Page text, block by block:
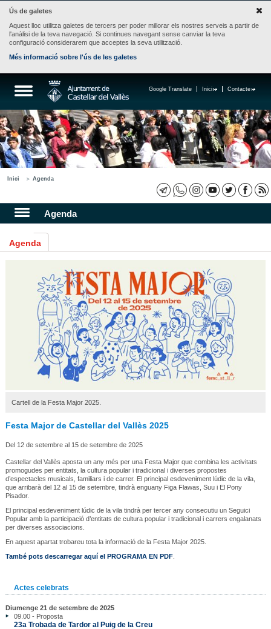
Ús de galetes
Aquest lloc utilitza galetes de tercers per poder millorar els nostres serveis a partir de
l'anàlisi de la teva navegació. Si continues navegant sense canviar la teva
configuració considerarem que acceptes la seva utilització.
Més informació sobre l'ús de les galetes
Contacte
Inici
Google Translate
Inici Agenda
Agenda
Agenda
Cartell de la Festa Major 2025.
Festa Major de Castellar del Vallès 2025
Del 12 de setembre al 15 de setembre de 2025
Castellar del Vallès aposta un any més per una Festa Major que combina les activitats
promogudes per entitats, la cultura popular i tradicional i diverses propostes
d’espectacles musicals, familiars i de carrer. El principal esdeveniment lúdic de la vila,
que arribarà del 12 al 15 de setembre, tindrà enguany Figa Flawas, Suu i El Pony
Pisador.
El principal esdeveniment lúdic de la vila tindrà per tercer any consecutiu un Seguici
Popular amb la participació d’entitats de cultura popular i tradicional i carrers engalanats
per diverses associacions.
En aquest apartat trobareu tota la informació de la Festa Major 2025.
També pots descarregar aquí el PROGRAMA EN PDF.
Actes celebrats
Diumenge 21 de setembre de 2025
09.00 - Proposta
23a Trobada de Tardor al Puig de la Creu